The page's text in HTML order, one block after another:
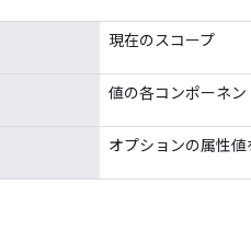
現在のスコープ
値の各コンポーネ
オプションの属性